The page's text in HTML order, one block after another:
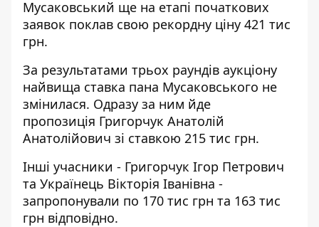
Мусаковський ще на етапі початкових
заявок поклав свою рекордну ціну 421 тис
грн.
За результатами трьох раундів аукціону
найвища ставка пана Мусаковського не
змінилася. Одразу за ним йде
пропозиція Григорчук Анатолій
Анатолійович зі ставкою 215 тис грн.
Інші учасники - Григорчук Ігор Петрович
та Українець Вікторія Іванівна -
запропонували по 170 тис грн та 163 тис
грн відповідно.